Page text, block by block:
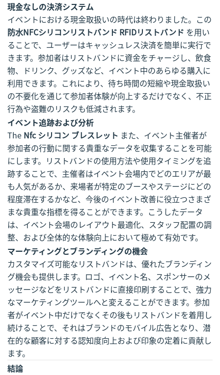
現金なしの決済システム
イベントにおける現金取扱いの時代は終わりました。この
防水NFCシリコンリストバンド RFIDリストバンド を用い
ることで、ユーザーはキャッシュレス決済を簡単に実行で
きます。参加者はリストバンドに資金をチャージし、飲食
物、ドリンク、グッズなど、イベント中のあらゆる購入に
利用できます。これにより、待ち時間の短縮や現金取扱い
の不要化を通じて参加者体験が向上するだけでなく、不正
行為や盗難のリスクも低減されます。
イベント追跡および分析
The Nfc シリコン ブレスレット また、イベント主催者が
参加者の行動に関する貴重なデータを収集することを可能
にします。リストバンドの使用方法や使用タイミングを追
跡することで、主催者はイベント会場内でどのエリアが最
も人気があるか、来場者が特定のブースやステージにどの
程度滞在するかなど、今後のイベント改善に役立つさまざ
まな貴重な指標を得ることができます。こうしたデータ
は、イベント会場のレイアウト最適化、スタッフ配置の調
整、および全体的な体験向上において極めて有効です。
マーケティングとブランディングの機会
カスタマイズ可能なリストバンドは、優れたブランディン
グ機会も提供します。ロゴ、イベント名、スポンサーのメ
ッセージなどをリストバンドに直接印刷することで、強力
なマーケティングツールへと変えることができます。参加
者がイベント中だけでなくその後もリストバンドを着用し
続けることで、それはブランドのモバイル広告となり、潜
在的な顧客に対する認知度向上および印象の定着に貢献し
ます。
結論